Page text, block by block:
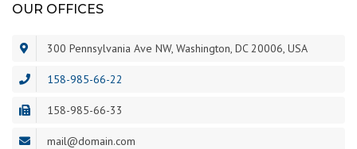
OUR OFFICES
300 Pennsylvania Ave NW, Washington, DC 20006, USA
158-985-66-22
158-985-66-33
mail@domain.com